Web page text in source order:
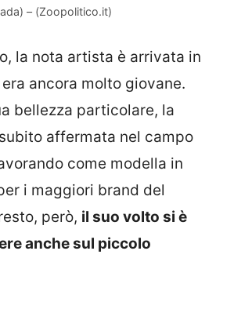
– (Zoopolitico.it)
la nota artista è arrivata in
ancora molto giovane.
bellezza particolare, la
affermata nel campo
come modella in
i maggiori brand del
però, il suo volto si è
anche sul piccolo